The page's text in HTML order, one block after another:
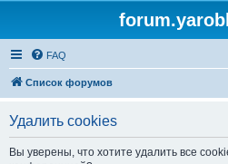
FAQ
Список форумов
Удалить cookies
Вы уверены, что хотите удалить все